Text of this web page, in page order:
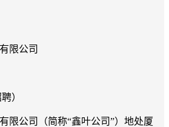
限公司
聘）
限公司（简称“鑫叶公司”）地处厦